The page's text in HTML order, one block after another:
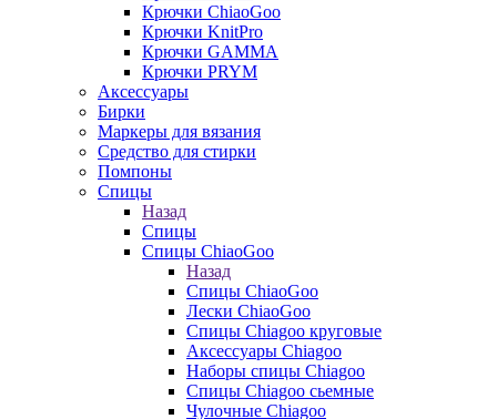
Крючки ChiaoGoo
Крючки KnitPro
Крючки GAMMA
Крючки PRYM
Аксессуары
Бирки
Маркеры для вязания
Средство для стирки
Помпоны
Спицы
Назад
Спицы
Спицы ChiaoGoo
Назад
Спицы ChiaoGoo
Лески ChiaoGoo
Cпицы Сhiagoo круговые
Аксессуары Chiagoo
Наборы спицы Chiagoo
Спицы Chiagoo сьемные
Чулочные Chiagoo